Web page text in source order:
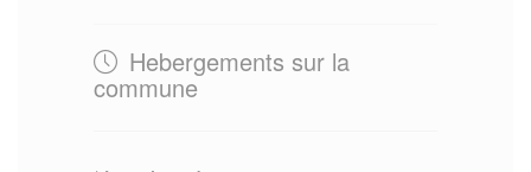
Hebergements sur la
commune